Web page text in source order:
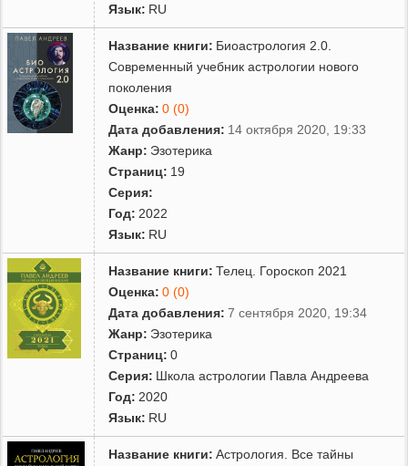
Язык: RU
Название книги: Биоастрология 2.0.
Современный учебник астрологии нового
поколения
Оценка: 0 (0)
Дата добавления: 14 октября 2020, 19:33
Жанр: Эзотерика
Страниц: 19
Серия:
Год: 2022
Язык: RU
Название книги: Телец. Гороскоп 2021
Оценка: 0 (0)
Дата добавления: 7 сентября 2020, 19:34
Жанр: Эзотерика
Страниц: 0
Серия: Школа астрологии Павла Андреева
Год: 2020
Язык: RU
Название книги: Астрология. Все тайны